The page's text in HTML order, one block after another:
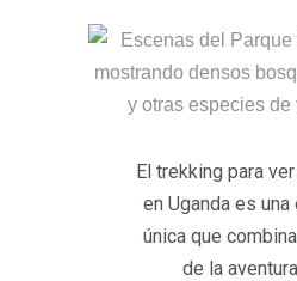
El trekking para
en Uganda es
única que
de la